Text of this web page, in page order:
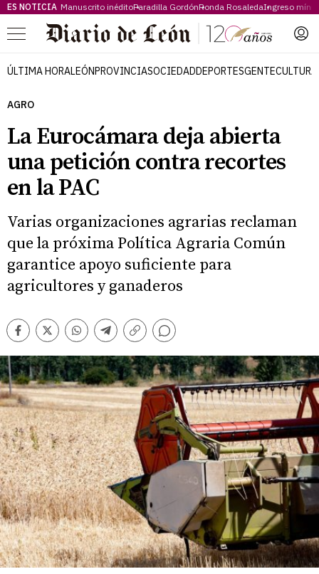
ES NOTICIA Manuscrito inéditoParadilla GordónRonda RosaledaIngreso
Menú
ÚLTIMA HORALEÓNPROVINCIASOCIEDADDEPORTESGENTECULTURA
AGRO
La Eurocámara deja abierta
una petición contra recortes
en la PAC
Varias organizaciones agrarias reclaman
que la próxima Política Agraria Común
garantice apoyo suficiente para
agricultores y ganaderos
Facebook
TwitterWhatsappTelegram
Copiar
Comentarios